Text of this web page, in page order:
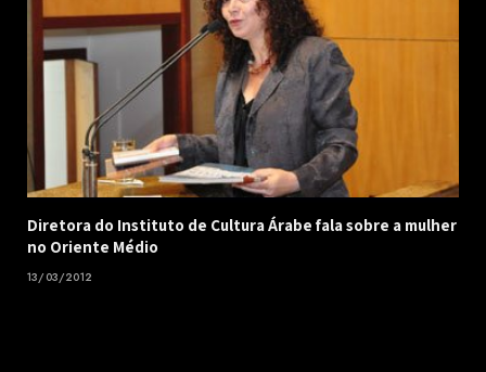
Diretora do Instituto de Cultura Árabe fala sobre a mulher
no Oriente Médio
13/03/2012